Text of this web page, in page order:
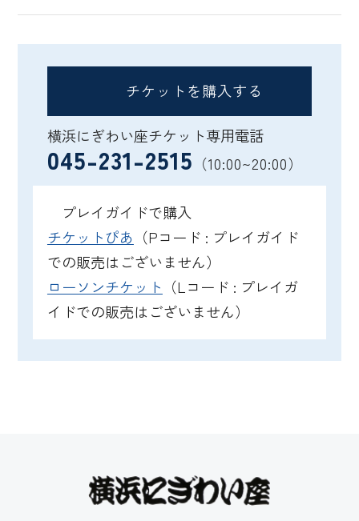
チケットを購入する
横浜にぎわい座チケット専用電話
045-231-2515 （10:00~20:00）
プレイガイドで購入
チケットぴあ （Pコード : プレイガイド
での販売はございません）
ローソンチケット （Lコード : プレイガ
イドでの販売はございません）